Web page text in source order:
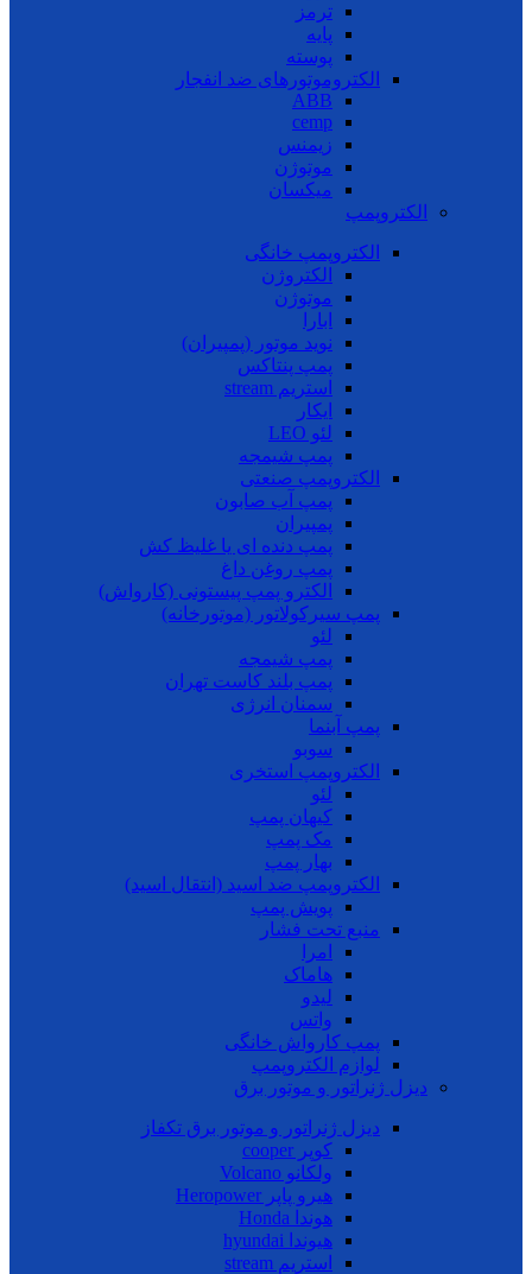
ترمز
پایه
پوسته
الکتروموتورهای ضد انفجار
ABB
cemp
زیمنس
موتوژن
میکسان
الکتروپمپ
الکتروپمپ خانگی
الکتروژن
موتوژن
ابارا
نوید موتور (پمپیران)
پمپ پنتاکس
استریم stream
ایکار
لئو LEO
پمپ شیمجه
الکتروپمپ صنعتی
پمپ آب صابون
پمپیران
پمپ دنده ای یا غلیظ کش
پمپ روغن داغ
الکترو پمپ پیستونی (کارواش)
پمپ سیرکولاتور (موتورخانه)
لئو
پمپ شیمجه
پمپ بلند کاست تهران
سمنان انرژی
پمپ آبنما
سوبو
الکتروپمپ استخری
لئو
کیهان پمپ
مک پمپ
بهار پمپ
الکتروپمپ ضد اسید (انتقال اسید)
پویش پمپ
منبع تحت فشار
امرا
هاماک
لیدو
واتس
پمپ کارواش خانگی
لوازم الکتروپمپ
دیزل ژنراتور و موتور برق
دیزل ژنراتور و موتور برق تکفاز
کوپر cooper
ولکانو Volcano
هیرو پاپر Heropower
هوندا Honda
هیوندا hyundai
استریم stream